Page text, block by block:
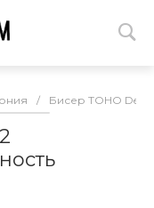
/ Бисер TOHO